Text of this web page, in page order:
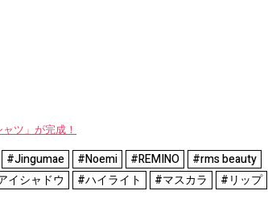
ツ」が完成！
#Jingumae #Noemi #REMINO
#rms beauty
イシャドウ #ハイライト #マスカラ #リップ